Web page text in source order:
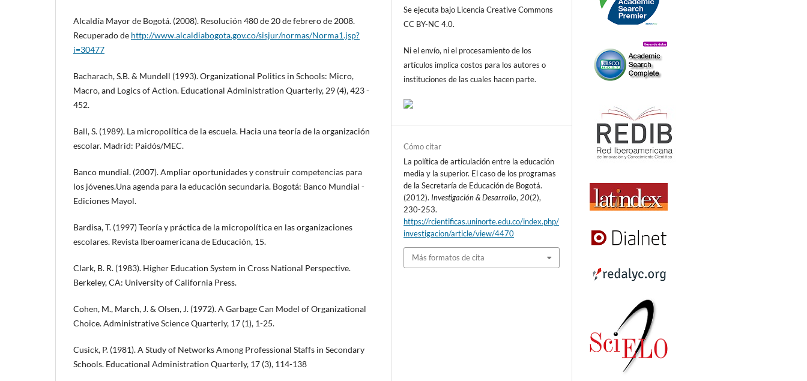
Alcaldía Mayor de Bogotá. (2008). Resolución 480 de 20 de febrero de 2008.
Recuperado de http://www.alcaldiabogota.gov.co/sisjur/normas/Norma1.jsp?
i=30477
Bacharach, S.B. & Mundell (1993). Organizational Politics in Schools: Micro,
Macro, and Logics of Action. Educational Administration Quarterly, 29 (4), 423 -
452.
Ball, S. (1989). La micropolítica de la escuela. Hacia una teoría de la organización
escolar. Madrid: Paidós/MEC.
Banco mundial. (2007). Ampliar oportunidades y construir competencias para
los jóvenes.Una agenda para la educación secundaria. Bogotá: Banco Mundial -
Ediciones Mayol.
Bardisa, T. (1997) Teoría y práctica de la micropolítica en las organizaciones
escolares. Revista Iberoamericana de Educación, 15.
Clark, B. R. (1983). Higher Education System in Cross National Perspective.
Berkeley, CA: University of California Press.
Cohen, M., March, J. & Olsen, J. (1972). A Garbage Can Model of Organizational
Choice. Administrative Science Quarterly, 17 (1), 1-25.
Cusick, P. (1981). A Study of Networks Among Professional Staffs in Secondary
Schools. Educational Administration Quarterly, 17 (3), 114-138
Se ejecuta bajo Licencia Creative Commons
CC BY-NC 4.0.
Ni el envío, ni el procesamiento de los
artículos implica costos para los autores o
instituciones de las cuales hacen parte.
Cómo citar
La política de articulación entre la educación
media y la superior. El caso de los programas
de la Secretaría de Educación de Bogotá.
(2012). Investigación & Desarrollo, 20(2),
230-253.
https://rcientificas.uninorte.edu.co/index.php/
investigacion/article/view/4470
Más formatos de cita